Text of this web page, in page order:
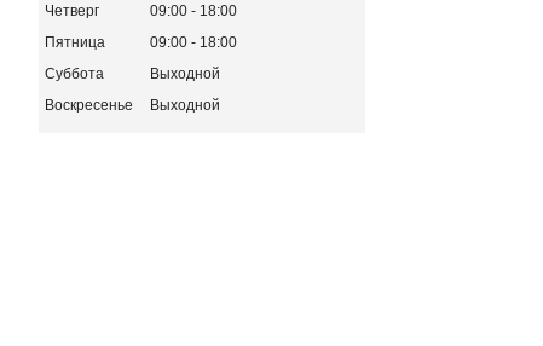
Четверг
09:00
18:00
Пятница
09:00
18:00
Суббота
Выходной
Воскресенье
Выходной